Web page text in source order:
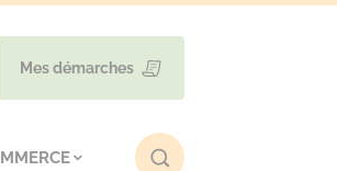
Mes démarches